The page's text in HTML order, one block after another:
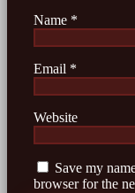
Name *
Email *
Website
Save my
browser for the